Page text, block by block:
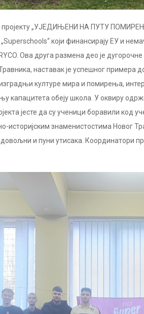
пројекту „УЈЕДИЊЕНИ НА ПУТУ
који финансирају ЕУ и
Ова друга размена део је
наставак је успешног примера
културе мира и помирења,
капацитета обеју школа. У оквиру
јесте да су ученици боравили код
историјским знаменистостима Новог
и пуни утисака.